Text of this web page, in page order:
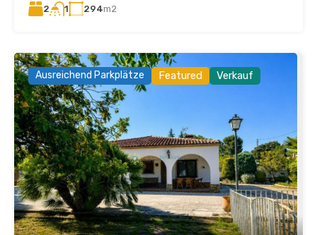
2 1 294m2
Ausreichend Parkplätze Featured Verkauf